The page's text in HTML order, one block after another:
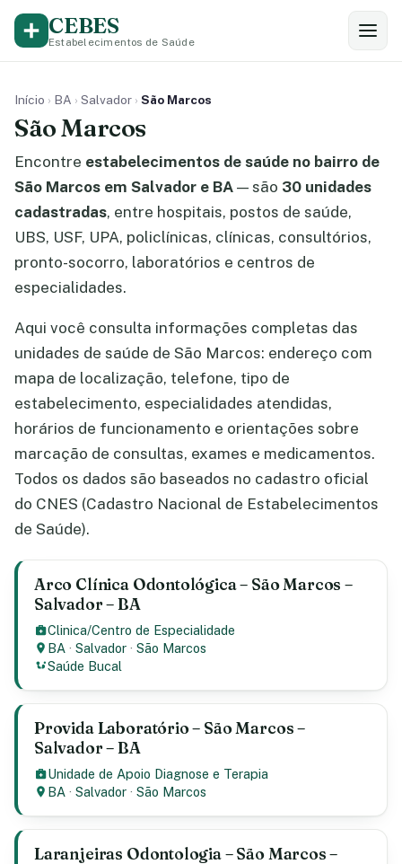
CEBES
Estabelecimentos de Saúde
Início › BA › Salvador › São Marcos
São Marcos
Encontre estabelecimentos de saúde no bairro de
São Marcos em Salvador e BA — são 30 unidades
cadastradas, entre hospitais, postos de saúde,
UBS, USF, UPA, policlínicas, clínicas, consultórios,
pronto-socorro, laboratórios e centros de
especialidades.
Aqui você consulta informações completas das
unidades de saúde de São Marcos: endereço com
mapa de localização, telefone, tipo de
estabelecimento, especialidades atendidas,
horários de funcionamento e orientações sobre
marcação de consultas, exames e medicamentos.
Todos os dados são baseados no cadastro oficial
do CNES (Cadastro Nacional de Estabelecimentos
de Saúde).
Arco Clínica Odontológica – São Marcos –
Salvador – BA
Clinica/Centro de Especialidade
BA ·Salvador ·São Marcos
Saúde Bucal
Provida Laboratório – São Marcos –
Salvador – BA
Unidade de Apoio Diagnose e Terapia
BA ·Salvador ·São Marcos
Laranjeiras Odontologia – São Marcos –